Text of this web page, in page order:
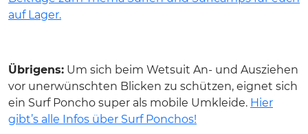
auf Lager.
Übrigens: Um sich beim Wetsuit An- und Ausziehen
vor unerwünschten Blicken zu schützen, eignet sich
ein Surf Poncho super als mobile Umkleide. Hier
gibt’s alle Infos über Surf Ponchos!